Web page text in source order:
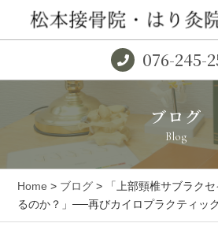
076-245-
ブログ
Blog
Home > ブログ > 「上部頸椎サブラク
るのか？」──再びカイロプラクティッ